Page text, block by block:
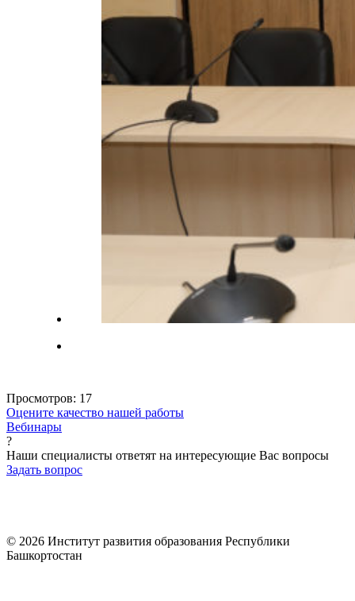
Просмотров: 17
Оцените качество нашей работы
Вебинары
?
Наши специалисты ответят на интересующие Вас вопросы
Задать вопрос
© 2026 Институт развития образования Республики
Башкортостан